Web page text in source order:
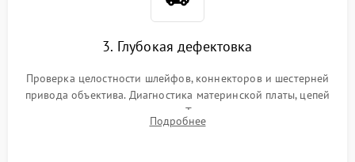
3. Глубокая дефектовка
Проверка целостности шлейфов, коннекторов и шестерней
привода объектива. Диагностика материнской платы, цепей
питания и картоприемника. Тестирование механизма
затвора и блока внутрикамерной стабилизации.
Подробнее